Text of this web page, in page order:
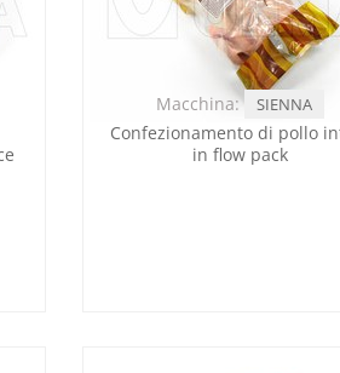
Confezionamento di pollo
in flow pack
Macchina: SIENNA